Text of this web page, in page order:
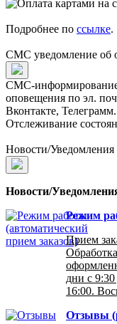
Подробнее по ссылке.
СМС уведомление об
СМС-информирование
оповещения по эл.
Вконтакте, Телеграмм.
Отслеживание
Новости/Уведомления
Новости/
Режим
Прием
дни с
16:00.
Отзывы